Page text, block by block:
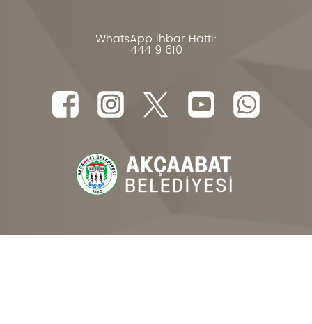
WhatsApp İhbar Hattı:
444 9 610